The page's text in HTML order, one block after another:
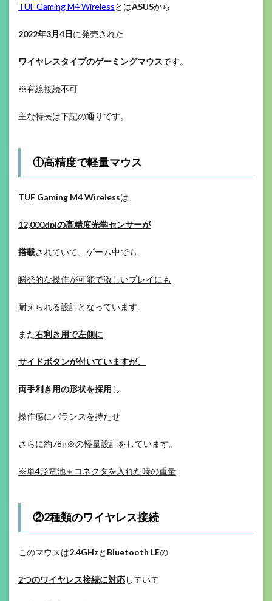
TUF Gaming M4 WirelessとはASUSから
2022年3月4日に発売された
ワイヤレスタイプのゲーミングマウスです。
※有線接続不可
主な特長は下記の通りです。
①高精度で軽量マウス
TUF Gaming M4 Wirelessは、
12,000dpiの高精度光学センサーが
搭載されていて、 ゲーム中でも
瞬発的な操作が可能で激しいプレイにも
耐えられる設計となっています。
また右利き用で左側に
サイドボタンが付いていますが、
両手利き用の形状を採用 し
操作感にバランスを持たせ
さらに約78g※の軽量設計をしています。
※単4形電池＋コネクタを入れた時の重量
②2種類のワイヤレス接続
このマウスは2.4GHzと Bluetooth LEの
2つのワイヤレス接続に対応していて